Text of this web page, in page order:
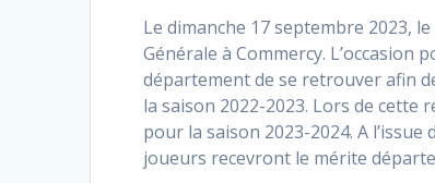
Le dimanche 17 septembre 2023,
Générale à Commercy. L’occasion
département de se retrouver afin
la saison 2022-2023. Lors de
pour la saison 2023-2024. A
joueurs recevront le mérite